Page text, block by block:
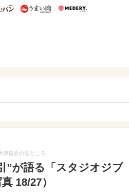
集
めし うまいパン うまい肉
博覧会の見どころ
”が語る「スタジオジブ
18/27）